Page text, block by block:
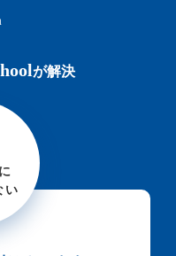
が解決
い